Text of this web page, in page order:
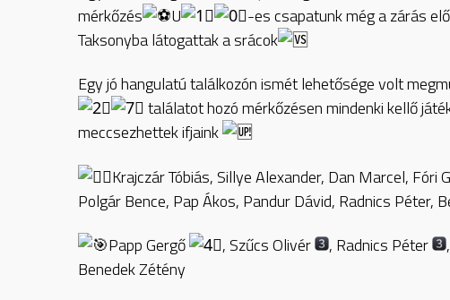
mérkőzés
U
-es csapatunk még a zárás
Taksonyba látogattak a srácok
Egy jó hangulatú találkozón ismét lehetősége volt
találatot hozó mérkőzésen mindenki kellő
meccsezhettek ifjaink
Krajczár Tóbiás, Sillye Alexander, Dan Marcel, Fóri
Polgár Bence, Pap Ákos, Pandur Dávid, Radnics Péter,
Papp Gergő
, Szűcs Olivér , Radnics Péter
Benedek Zétény